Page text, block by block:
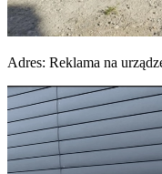
Adres: Reklama na